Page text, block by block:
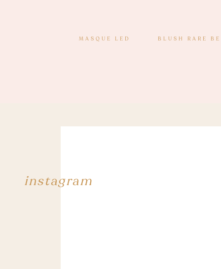
MASQUE LED BLUSH RARE
instagram